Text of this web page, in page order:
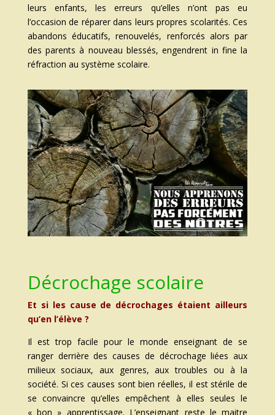
leurs enfants, les erreurs qu’elles n’ont pas eu
l’occasion de réparer dans leurs propres scolarités. Ces
abandons éducatifs, renouvelés, renforcés alors par
des parents à nouveau blessés, engendrent in fine la
réfraction au système scolaire.
Décrochage scolaire
Et si les cause de décrochages étaient ailleurs
qu’en l’élève ?
Il est trop facile pour le monde enseignant de se
ranger derrière des causes de décrochage liées aux
milieux sociaux, aux genres, aux troubles ou à la
société. Si ces causes sont bien réelles, il est stérile de
se convaincre qu’elles empêchent à elles seules le
« bon » apprentissage. L’enseignant reste le maitre